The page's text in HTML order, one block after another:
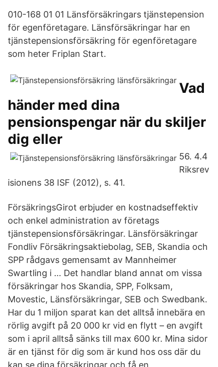
010-168 01 01 Länsförsäkringars tjänstepension
för egenföretagare. Länsförsäkringar har en
tjänstepensionsförsäkring för egenföretagare
som heter Friplan Start.
Vad
händer med dina
pensionspengar när du skiljer
dig eller
56. 4.4
Riksrev
isionens 38 ISF (2012), s. 41.
FörsäkringsGirot erbjuder en kostnadseffektiv
och enkel administration av företags
tjänstepensionsförsäkringar. Länsförsäkringar
Fondliv Försäkringsaktiebolag, SEB, Skandia och
SPP rådgavs gemensamt av Mannheimer
Swartling i … Det handlar bland annat om vissa
försäkringar hos Skandia, SPP, Folksam,
Movestic, Länsförsäkringar, SEB och Swedbank.
Har du 1 miljon sparat kan det alltså innebära en
rörlig avgift på 20 000 kr vid en flytt – en avgift
som i april alltså sänks till max 600 kr. Mina sidor
är en tjänst för dig som är kund hos oss där du
kan se dina försäkringar och få en